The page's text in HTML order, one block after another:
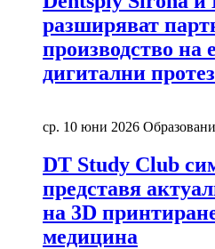
разширяват
производство на
дигитални
ср. 10 юни 2026
DT Study Club
представя
на 3D
медицина